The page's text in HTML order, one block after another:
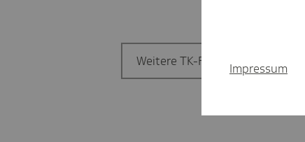
Weitere TK-Filiale findenImpressum